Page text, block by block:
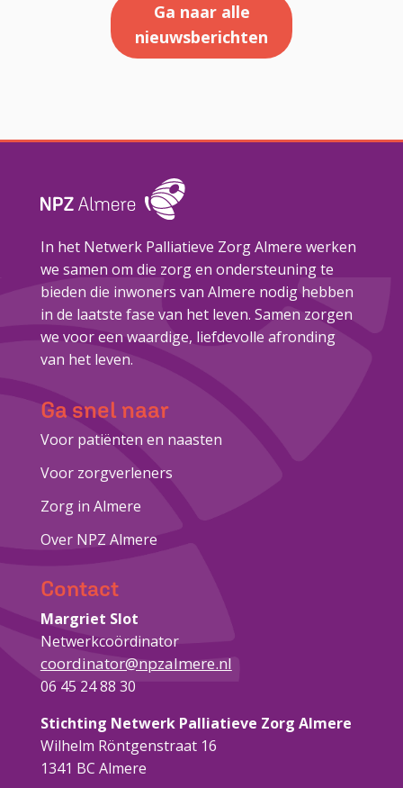
Ga naar alle
nieuwsberichten
In het Netwerk Palliatieve Zorg Almere werken
we samen om die zorg en ondersteuning te
bieden die inwoners van Almere nodig hebben
in de laatste fase van het leven. Samen zorgen
we voor een waardige, liefdevolle afronding
van het leven.
Ga snel naar
Voor patiënten en naasten
Voor zorgverleners
Zorg in Almere
Over NPZ Almere
Contact
Margriet Slot
Netwerkcoördinator
coordinator@npzalmere.nl
06 45 24 88 30
Stichting Netwerk Palliatieve Zorg Almere
Wilhelm Röntgenstraat 16
1341 BC Almere